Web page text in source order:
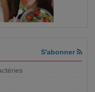
S'abonner